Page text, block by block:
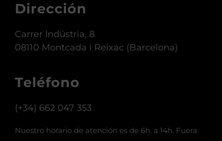
Carrer Indústria, 8
Teléfono